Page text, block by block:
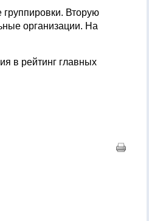
Вторую
организации. На
в рейтинг главных